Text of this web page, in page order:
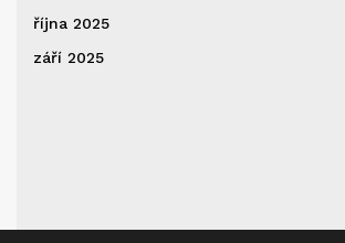
října 2025
září 2025